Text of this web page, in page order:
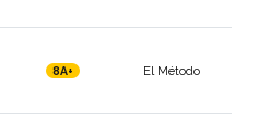
8A+ El Método